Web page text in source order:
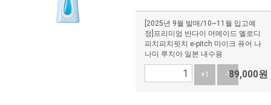
[2025년 9월 발매/10~11월 입고예
정]프리미엄 반다이 머메이드 멜로디
피치피치핏치 e-pitch 마이크 퓨어 나
나미 루치아 일본 내수용
+1 -189,000원